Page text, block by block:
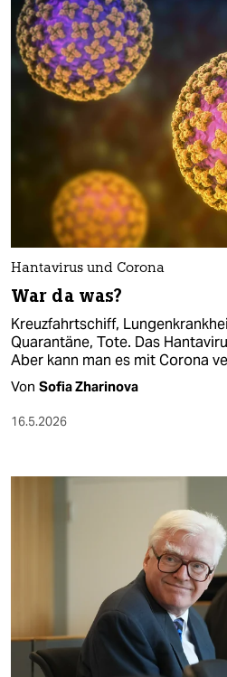
Hantavirus und Corona
War da was?
Kreuzfahrtschiff,
Quarantäne, Tote. Das
Aber kann man es mit Corona
Von Sofia Zharinova
16.5.2026